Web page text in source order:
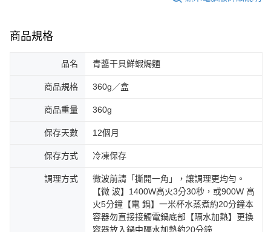
商品規格
品名 青醬干貝鮮蝦焗麵
商品規格 360g／盒
商品重量 360g
保存天數 12個月
保存方式 冷凍保存
調理方式
微波前請「撕開一角」，讓調理更均勻。
【微 波】1400W高火3分30秒，或900W 高
火5分鐘【電 鍋】一米杯水蒸煮約20分鐘本
容器勿直接接觸電鍋底部【隔水加熱】更換
容器放入鍋中隔水加熱約20分鐘